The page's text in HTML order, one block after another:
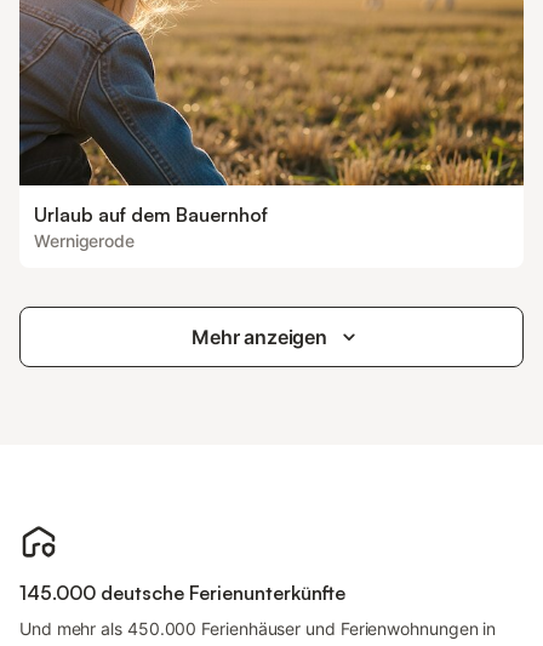
Urlaub auf dem Bauernhof
Wernigerode
Mehr anzeigen
145.000 deutsche Ferienunterkünfte
Und mehr als 450.000 Ferienhäuser und Ferienwohnungen in